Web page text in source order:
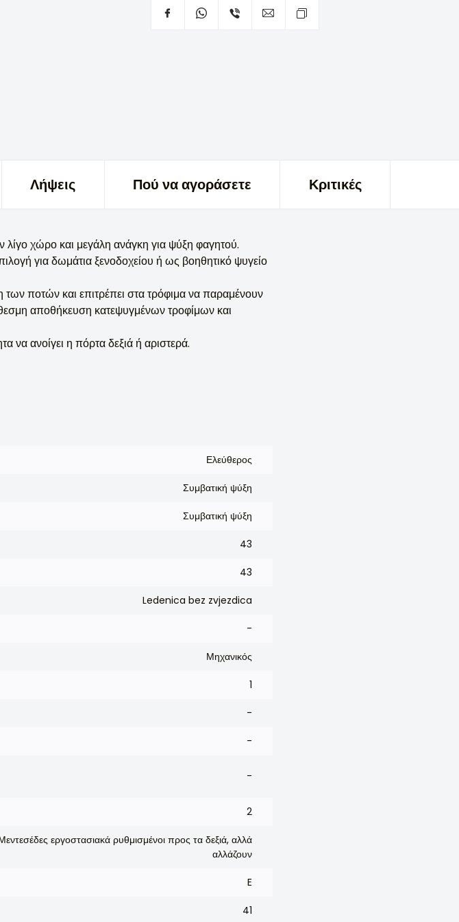
Λήψεις Πού να αγοράσετε Κριτικές
χώρο και μεγάλη ανάγκη για ψύξη φαγητού.
για δωμάτια ξενοδοχείου ή ως βοηθητικό ψυγείο
ποτών και επιτρέπει στα τρόφιμα να παραμένουν
αποθήκευση κατεψυγμένων τροφίμων και
να ανοίγει η πόρτα δεξιά ή αριστερά.
Ελεύθερος
Συμβατική ψύξη
Συμβατική ψύξη
43
43
Ledenica bez zvjezdica
-
Μηχανικός
1
-
-
-
2
εργοστασιακά ρυθμισμένοι προς τα δεξιά, αλλά
αλλάζουν
E
41